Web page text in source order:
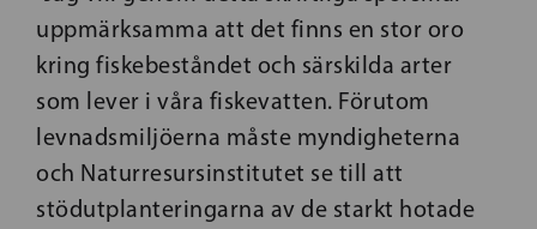
uppmärksamma att det finns en stor oro
kring fiskebeståndet och särskilda arter
som lever i våra fiskevatten. Förutom
levnadsmiljöerna måste myndigheterna
och Naturresursinstitutet se till att
stödutplanteringarna av de starkt hotade